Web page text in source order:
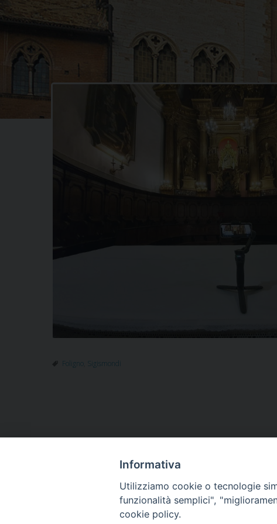
Foligno Sigismondi
VESCOVO ORARI MESSE CURIA
Informativa
Utilizziamo cookie o tecnologie
funzionalità semplici",
cookie policy.